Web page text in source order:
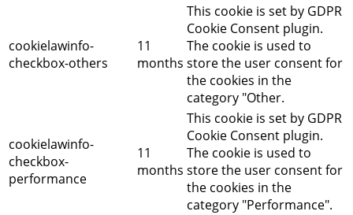
cookielawinfo-
checkbox-others
11
months
This cookie is set by GDPR
Cookie Consent plugin.
The cookie is used to
store the user consent for
the cookies in the
category "Other.
cookielawinfo-
checkbox-
performance
11
months
This cookie is set by GDPR
Cookie Consent plugin.
The cookie is used to
store the user consent for
the cookies in the
category "Performance".